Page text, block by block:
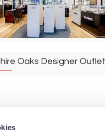
Oaks Designer Outlet